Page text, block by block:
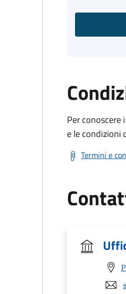
Per conoscere
e le condizioni
Termini e